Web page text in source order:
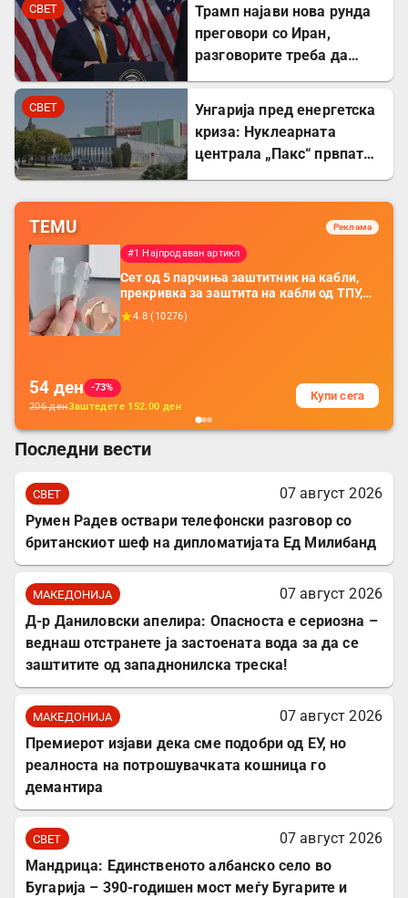
СВЕТ
Трамп најави нова рунда
преговори со Иран,
разговорите треба да
СВЕТ
Унгарија пред енергетска
криза: Нуклеарната
централа „Пакс“ првпат
TEMU Реклама
#1 Најпродаван артикл
Сет од 5 парчиња заштитник на кабли,
прекривка за заштита на кабли од ТПУ,
додатоци за заштита на кабли, без
батерија, за мобилни телефони, комплет
4.8 ( 10276)
54 ден
-73%
206денЗаштедете 152.00 ден
Купи сега
Последни вести
СВЕТ
07 август 2026
Румен Радев оствари телефонски разговор со
британскиот шеф на дипломатијата Ед Милибанд
МАКЕДОНИЈА
07 август 2026
Д-р Даниловски апелира: Опасноста е сериозна –
веднаш отстранете ја застоената вода за да се
заштитите од западнонилска треска!
МАКЕДОНИЈА
07 август 2026
Премиерот изјави дека сме подобри од ЕУ, но
реалноста на потрошувачката кошница го
демантира
СВЕТ
07 август 2026
Мандрица: Единственото албанско село во
Бугарија – 390-годишен мост меѓу Бугарите и